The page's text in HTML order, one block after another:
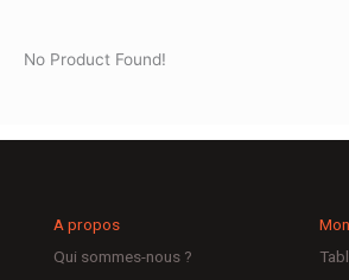
No Product Found!
A propos
Qui sommes-nous ?